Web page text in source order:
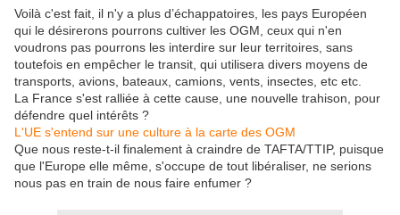
Voilà c'est fait, il n'y a plus d’échappatoires, les pays Européen
qui le désirerons pourrons cultiver les OGM, ceux qui n'en
voudrons pas pourrons les interdire sur leur territoires, sans
toutefois en empêcher le transit, qui utilisera divers moyens de
transports, avions, bateaux, camions, vents, insectes, etc etc.
La France s'est ralliée à cette cause, une nouvelle trahison, pour
défendre quel intérêts ?
L'UE s'entend sur une culture à la carte des OGM
Que nous reste-t-il finalement à craindre de TAFTA/TTIP, puisque
que l'Europe elle même, s'occupe de tout libéraliser, ne serions
nous pas en train de nous faire enfumer ?